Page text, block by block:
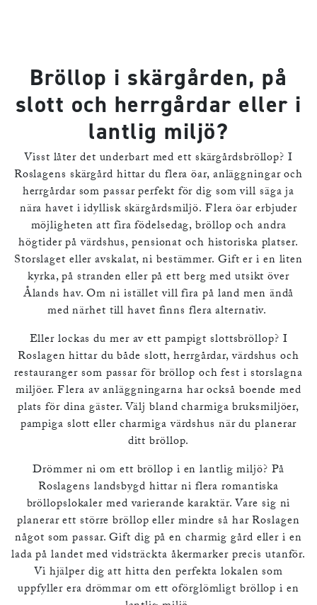
Bröllop i skärgården, på
slott och herrgårdar eller i
lantlig miljö?
Visst låter det underbart med ett skärgårdsbröllop? I
Roslagens skärgård hittar du flera öar, anläggningar och
herrgårdar som passar perfekt för dig som vill säga ja
nära havet i idyllisk skärgårdsmiljö. Flera öar erbjuder
möjligheten att fira födelsedag, bröllop och andra
högtider på värdshus, pensionat och historiska platser.
Storslaget eller avskalat, ni bestämmer. Gift er i en liten
kyrka, på stranden eller på ett berg med utsikt över
Ålands hav. Om ni istället vill fira på land men ändå
med närhet till havet finns flera alternativ.
Eller lockas du mer av ett pampigt slottsbröllop? I
Roslagen hittar du både slott, herrgårdar, värdshus och
restauranger som passar för bröllop och fest i storslagna
miljöer. Flera av anläggningarna har också boende med
plats för dina gäster. Välj bland charmiga bruksmiljöer,
pampiga slott eller charmiga värdshus när du planerar
ditt bröllop.
Drömmer ni om ett bröllop i en lantlig miljö? På
Roslagens landsbygd hittar ni flera romantiska
bröllopslokaler med varierande karaktär. Vare sig ni
planerar ett större bröllop eller mindre så har Roslagen
något som passar. Gift dig på en charmig gård eller i en
lada på landet med vidsträckta åkermarker precis utanför.
Vi hjälper dig att hitta den perfekta lokalen som
uppfyller era drömmar om ett oförglömligt bröllop i en